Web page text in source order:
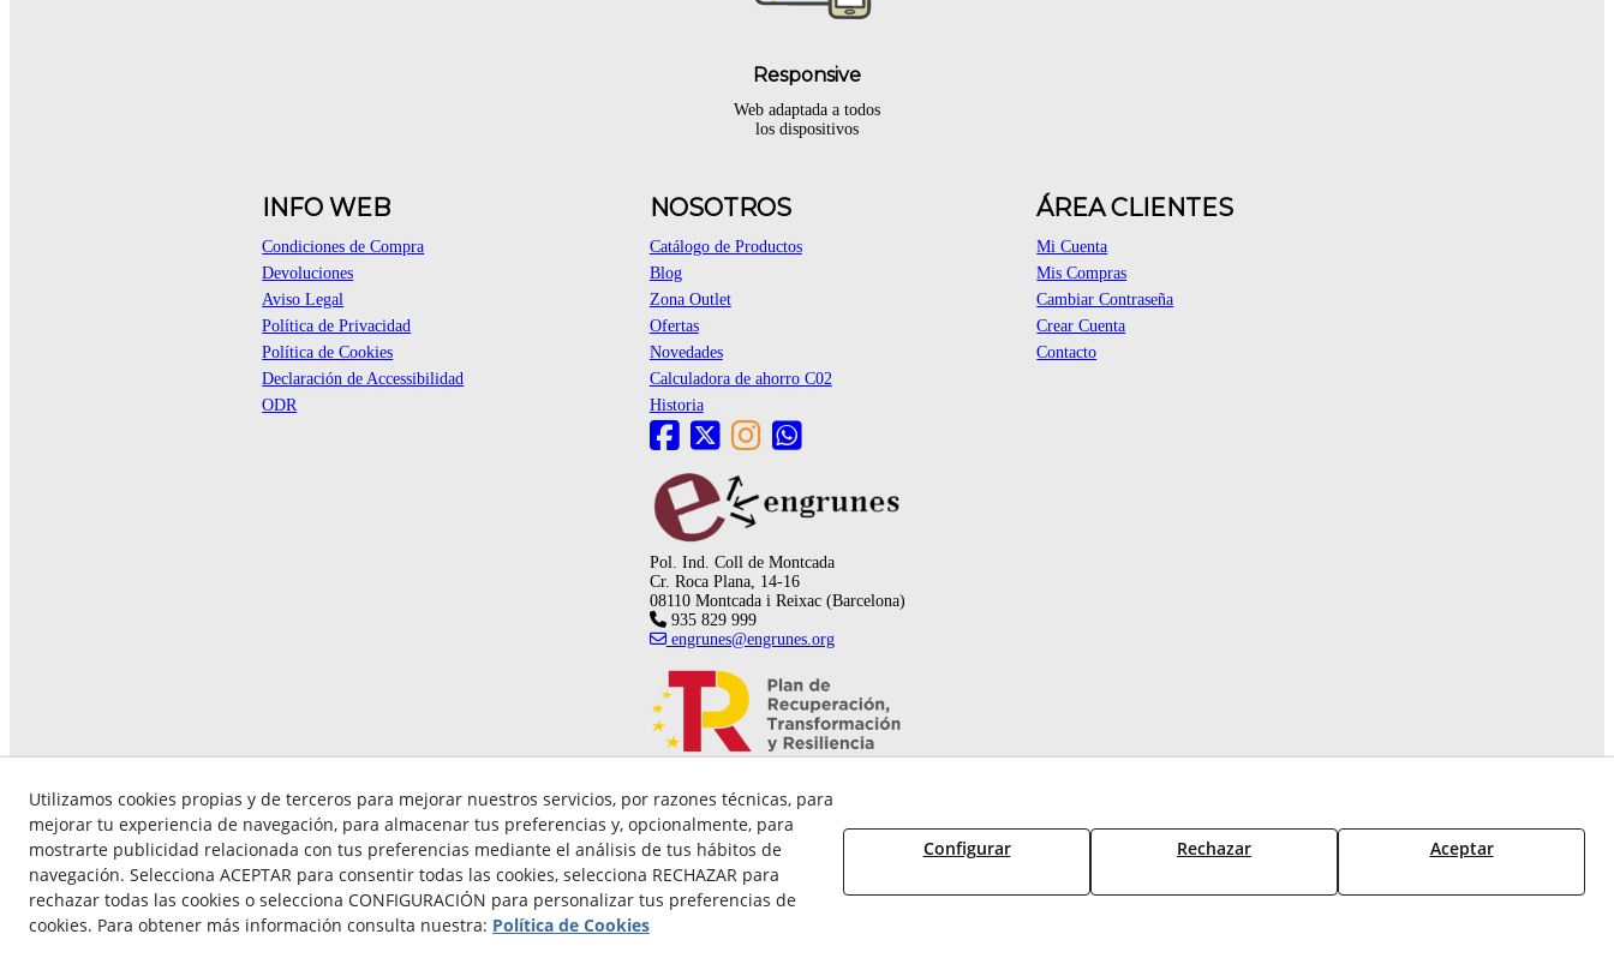
Responsive
Web adaptada a todos
los dispositivos
INFO WEB
Condiciones de Compra
Devoluciones
Aviso Legal
Política de Privacidad
Política de Cookies
Declaración de Accessibilidad
ODR
NOSOTROS
Catálogo de Productos
Blog
Zona Outlet
Ofertas
Novedades
Calculadora de ahorro C02
Historia
ÁREA CLIENTES
Mi Cuenta
Mis Compras
Cambiar Contraseña
Crear Cuenta
Contacto
Pol. Ind. Coll de Montcada
Cr. Roca Plana, 14-16
08110 Montcada i Reixac (Barcelona)
935 829 999
engrunes@engrunes.org
© 08/2026 FUNDACIÓ PRIVADA ENGRUNES - Todos los derechos reservados.
Utilizamos cookies propias y de terceros para mejorar nuestros servicios, por razones técnicas, para
mejorar tu experiencia de navegación, para almacenar tus preferencias y, opcionalmente, para
mostrarte publicidad relacionada con tus preferencias mediante el análisis de tus hábitos de
navegación. Selecciona ACEPTAR para consentir todas las cookies, selecciona RECHAZAR para
rechazar todas las cookies o selecciona CONFIGURACIÓN para personalizar tus preferencias de
cookies. Para obtener más información consulta nuestra: Política de Cookies
Configurar Rechazar Aceptar